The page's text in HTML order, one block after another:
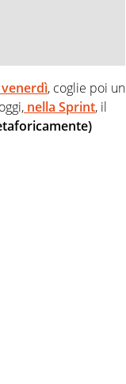
, coglie poi un
nella Sprint, il